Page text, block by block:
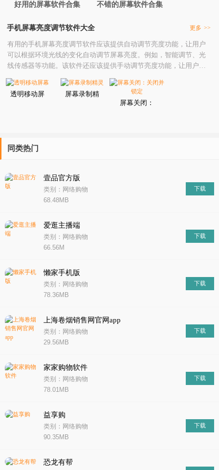
好用的屏幕软件合集
不错的屏幕软件合集
手机屏幕亮度调节软件大全 更多 >>
​有用的手机屏幕亮度调节软件应该提供自动调节亮度功能，让用户
可以根据环境光线的变化自动调节屏幕亮度。例如，智能调节、光
线传感器等功能。该软件还应该提供手动调节亮度功能，让用户可
以根据自己的需求和喜好手动调节屏幕亮度。例如，亮度调节、色
温调节等功能。该软件还可以提供省电模式和夜间模式功能，让用
户可以在不降低屏幕显示效果的情况下节省电量和保护眼睛。例
透明移动屏
屏幕录制精
屏幕关闭：
同类热门
壹品官方版
类别：网络购物
68.48MB
下载
爱逛主播端
类别：网络购物
66.56M
下载
懒家手机版
类别：网络购物
78.36MB
下载
上海卷烟销售网官网app
类别：网络购物
29.56MB
下载
家家购物软件
类别：网络购物
78.01MB
下载
益享购
类别：网络购物
90.35MB
下载
恐龙有帮